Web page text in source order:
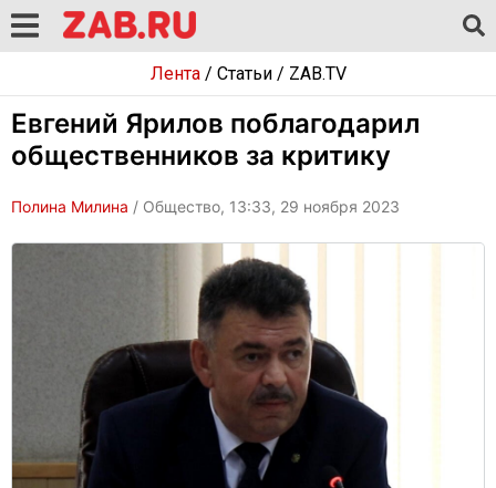
Лента/ Статьи/ ZAB.TV
Евгений Ярилов поблагодарил
общественников за критику
Полина Милина / Общество, 13:33, 29 ноября 2023